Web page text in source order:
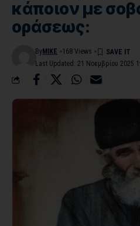
κάποιον με
οράσεως:
Last Updated: 21 Νοεμβρίου 2025
By MIKE 168 Views